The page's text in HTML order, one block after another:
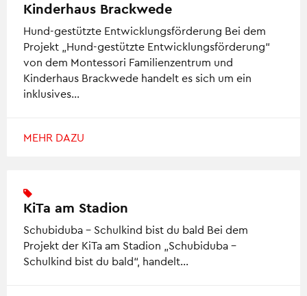
Kinderhaus Brackwede
Hund-gestützte Entwicklungsförderung Bei dem
Projekt „Hund-gestützte Entwicklungsförderung“
von dem Montessori Familienzentrum und
Kinderhaus Brackwede handelt es sich um ein
inklusives…
MEHR DAZU
KiTa am Stadion
Schubiduba – Schulkind bist du bald Bei dem
Projekt der KiTa am Stadion „Schubiduba –
Schulkind bist du bald“, handelt…